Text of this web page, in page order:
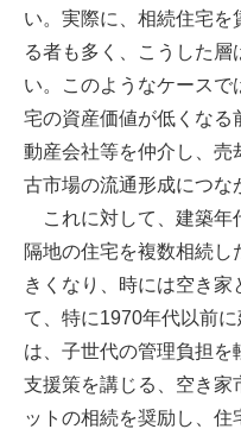
い。実際に、相続住宅を
る者も多く、こうした
い。このようなケースで
宅の資産価値が低くなる
動産会社等を仲介し、売
古市場の流通形成につな
これに対して、建築
隔地の住宅を複数相続
きくなり、時には空き家
て、特に1970年代以前
は、子世代の管理負担を
支援策を講じる、空き家
ットの相続を奨励し、